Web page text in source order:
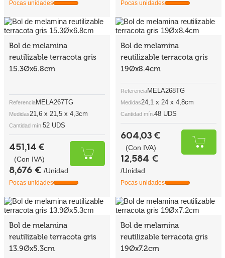
Pocas unidades Pocas unidades
Bol de melamina
reutilizable terracota gris
15.3Øx6.8cm
ReferenciaMELA267TG
Medidas21,6 x 21,5 x 4,3cm
Cantidad mín. 52 UDS
451,14 €
(Con IVA)
8,676 € /Unidad
Pocas unidades
Bol de melamina
reutilizable terracota gris
19Øx8.4cm
ReferenciaMELA268TG
Medidas24,1 x 24 x 4,8cm
Cantidad mín. 48 UDS
604,03 €
(Con IVA)
12,584 €
/Unidad
Pocas unidades
Bol de melamina
reutilizable terracota gris
13.9Øx5.3cm
Bol de melamina
reutilizable terracota gris
19Øx7.2cm